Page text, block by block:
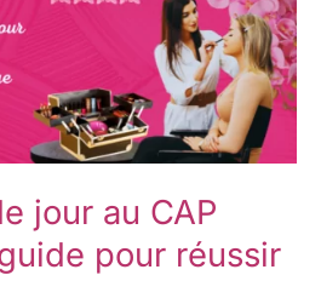
jour au CAP
pour réussir